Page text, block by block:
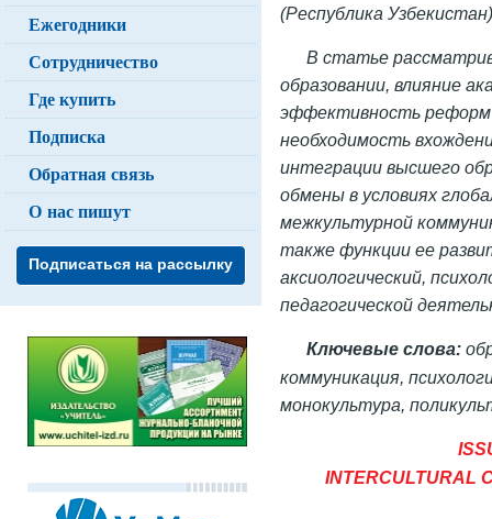
(Республика
В статье
образовании, влияние
эффективность реформ
необходимость
интеграции высшего
обмены в условиях
межкультурной
также функции ее
аксиологический,
педагогической
Ключевые слова:
коммуникация,
монокультура,
INTERCULTURAL
Ежегодники
Сотрудничество
Где купить
Подписка
Обратная связь
О нас пишут
Подписаться на рассылку